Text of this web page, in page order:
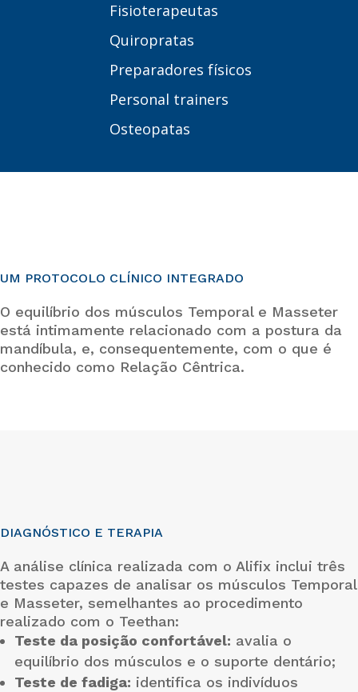
Fisioterapeutas
Quiropratas
Preparadores físicos
Personal trainers
Osteopatas
UM PROTOCOLO CLÍNICO INTEGRADO
O equilíbrio dos músculos Temporal e Masseter
está intimamente relacionado com a postura da
mandíbula, e, consequentemente, com o que é
conhecido como Relação Cêntrica.
DIAGNÓSTICO E TERAPIA
A análise clínica realizada com o Alifix inclui três
testes capazes de analisar os músculos Temporal
e Masseter, semelhantes ao procedimento
realizado com o Teethan:
Teste da posição confortável: avalia o
equilíbrio dos músculos e o suporte dentário;
Teste de fadiga: identifica os indivíduos